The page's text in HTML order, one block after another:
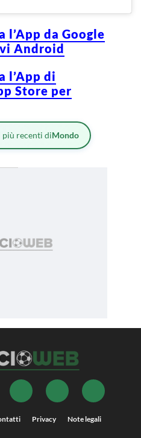
l’App da Google
Android
l’App di
Store per
più recenti diMondo
Privacy Note legali